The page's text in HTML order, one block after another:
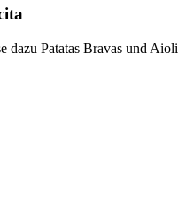
dazu Patatas Bravas und Aioli